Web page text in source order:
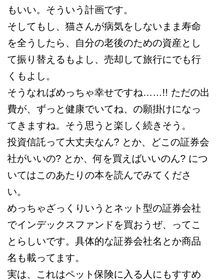
もいい。そういう計画です。
そしてもし、猫さんが病気をしないまま寿命
を全うしたら、自分の老後のための資産とし
て振り替えるもよし、売却して旅行にでも行
くもよし。
そうなればめっちゃ幸せですね……!! ただの出
費が、ずっと健康でいてね、の願掛けになっ
てきますね。そう思うと楽しく続きそう。
投資信託って大丈夫なん? とか、どこの証券会
社がいいの? とか、何を買えばいいのん? につ
いてはこのあたりの本を読んでみてくださ
い。
めっちゃざっくりいうとネット型の証券会社
でインデックスファンドを買おうぜ、ってこ
とらしいです。具体的な証券会社名とか商品
名も載ってます。
実は、これはペット保険に入る人にもすすめ